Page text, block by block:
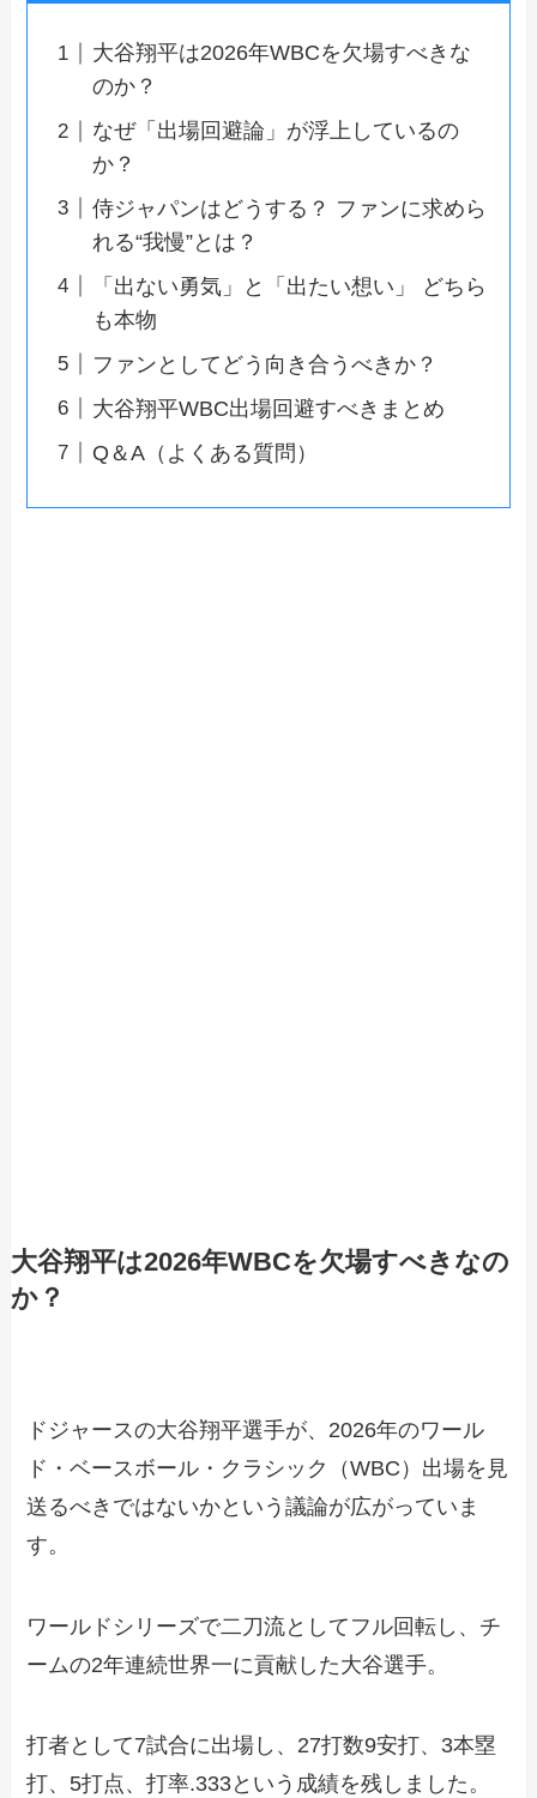
大谷翔平は2026年WBCを欠場すべきな
のか？
なぜ「出場回避論」が浮上しているの
か？
侍ジャパンはどうする？ ファンに求めら
れる“我慢”とは？
「出ない勇気」と「出たい想い」 どちら
も本物
ファンとしてどう向き合うべきか？
大谷翔平WBC出場回避すべきまとめ
Q＆A（よくある質問）
大谷翔平は2026年WBCを欠場すべきなの
か？
ドジャースの大谷翔平選手が、2026年のワール
ド・ベースボール・クラシック（WBC）出場を見
送るべきではないかという議論が広がっていま
す。
ワールドシリーズで二刀流としてフル回転し、チ
ームの2年連続世界一に貢献した大谷選手。
打者として7試合に出場し、27打数9安打、3本塁
打、5打点、打率.333という成績を残しました。